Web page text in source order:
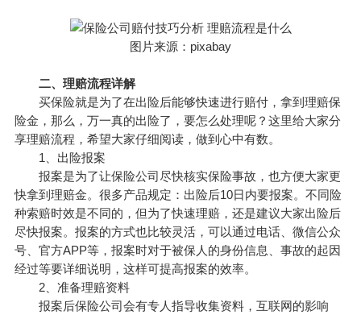
图片来源：pixabay
二、理赔流程详解
买保险就是为了在出险后能够快速进行赔付，拿到理赔保
险金，那么， 万一真的出险了，要怎么处理呢？这里给大家分
享理赔流程，希望大家仔细阅读，做到心中有数。
1、出险报案
报案是为了让保险公司尽快核实保险事故，也方便大家更
快拿到理赔金。很多产品规定：出险后10日内要报案。不同险
种索赔时效是不同的，但为了快速理赔，还是建议大家出险后
尽快报案。报案的方式也比较灵活，可以通过电话、微信公众
号、官方APP等，报案时对于被保人的身份信息、事故的起因
经过等要详细说明，这样可提高报案的效率。
2、准备理赔资料
报案后保险公司会有专人指导收集资料，互联网的影响